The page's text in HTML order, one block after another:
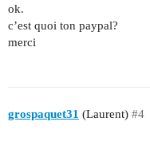
ok.
c’est quoi ton paypal?
merci
grospaquet31 (Laurent) #4